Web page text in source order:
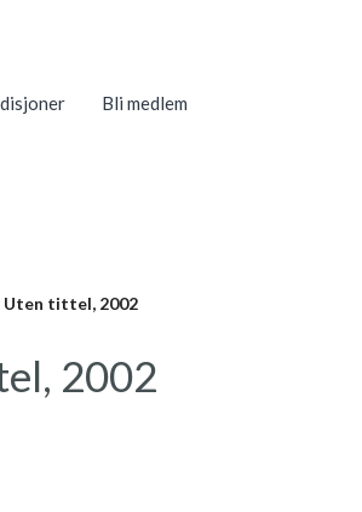
Bli medlem
Uten tittel, 2002
2002